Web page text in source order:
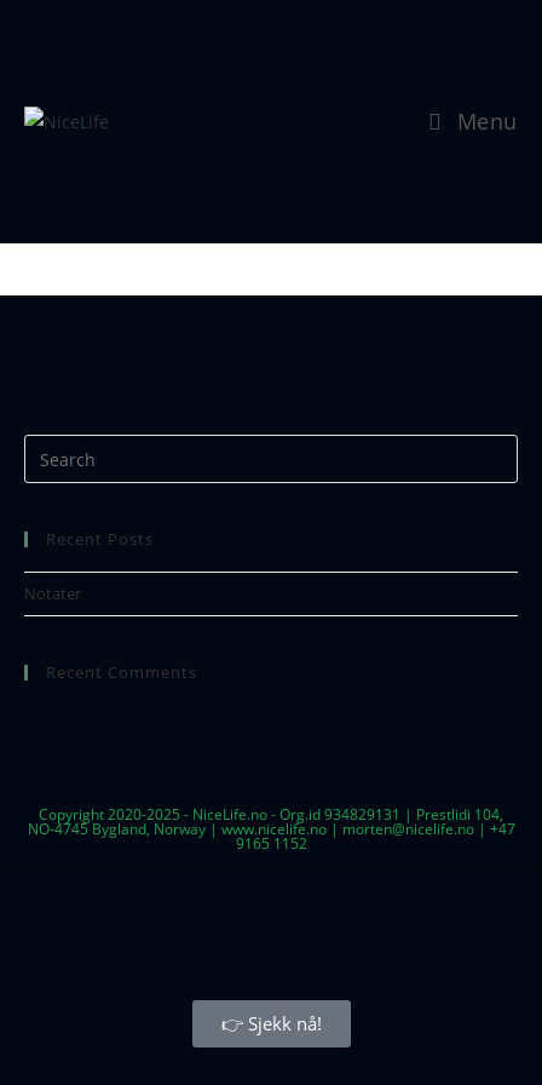
Menu
Recent Posts
Notater
Recent Comments
Copyright 2020-2025 - NiceLife.no - Org.id 934829131 | Prestlidi 104,
NO-4745 Bygland, Norway | www.nicelife.no | morten@nicelife.no | +47
9165 1152
👉 Sjekk nå!